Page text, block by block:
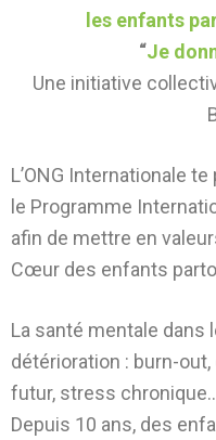
les enfants
“Je
Une initiative
L’ONG Internationale
le Programme
afin de mettre en
Cœur des enfants
La santé mentale dans
détérioration : burn-
futur, stress
Depuis 10 ans, des